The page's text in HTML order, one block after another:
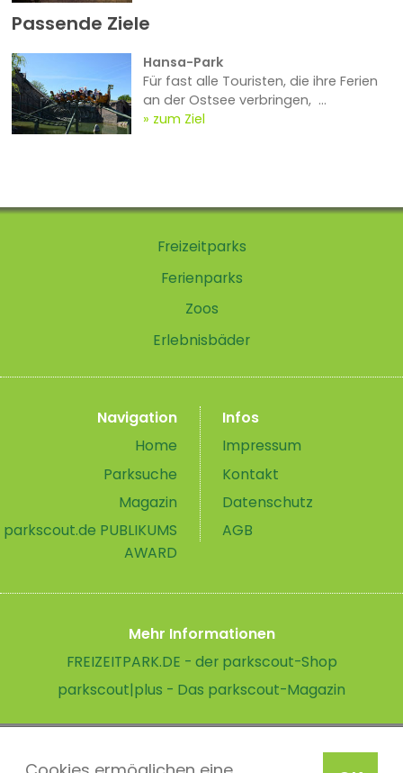
Passende Ziele
Hansa-Park
Für fast alle Touristen, die ihre Ferien
an der Ostsee verbringen, ...
zum Ziel
Freizeitparks
Ferienparks
Zoos
Erlebnisbäder
Navigation
Home
Parksuche
Magazin
parkscout.de PUBLIKUMS
AWARD
Infos
Impressum
Kontakt
Datenschutz
AGB
Mehr Informationen
FREIZEITPARK.DE - der parkscout-Shop
parkscout|plus - Das parkscout-Magazin